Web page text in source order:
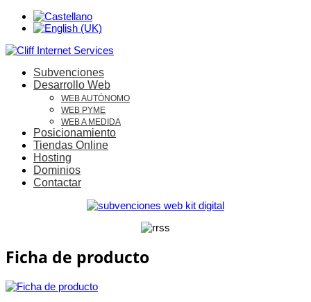
Subvenciones
Desarrollo Web
WEB AUTÓNOMO
WEB PYME
WEB A MEDIDA
Posicionamiento
Tiendas Online
Hosting
Dominios
Contactar
Ficha de producto